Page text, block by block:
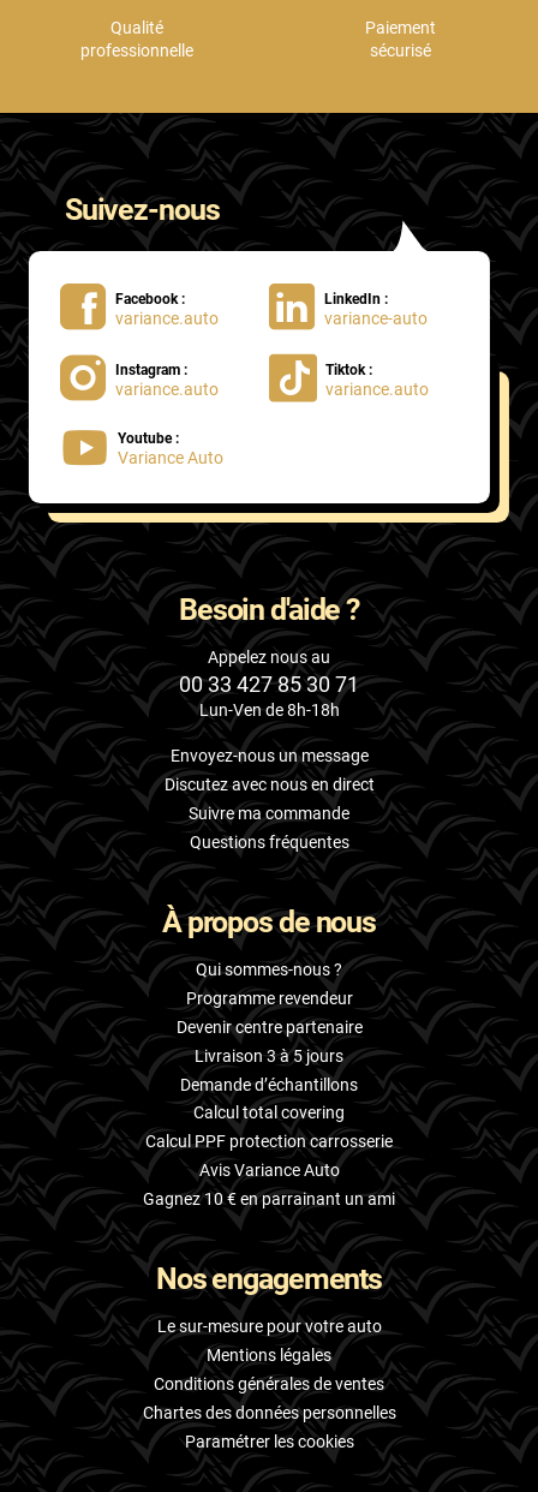
Qualité
professionnelle
Paiement
sécurisé
Suivez-nous
Facebook :
variance.auto
LinkedIn :
variance-auto
Instagram :
variance.auto
Tiktok :
variance.auto
Youtube :
Variance Auto
Besoin d'aide ?
Appelez nous au
00 33 427 85 30 71
Lun-Ven de 8h-18h
Envoyez-nous un message
Discutez avec nous en direct
Suivre ma commande
Questions fréquentes
À propos de nous
Qui sommes-nous ?
Programme revendeur
Devenir centre partenaire
Livraison 3 à 5 jours
Demande d’échantillons
Calcul total covering
Calcul PPF protection carrosserie
Avis Variance Auto
Gagnez 10 € en parrainant un ami
Nos engagements
Le sur-mesure pour votre auto
Mentions légales
Conditions générales de ventes
Chartes des données personnelles
Paramétrer les cookies